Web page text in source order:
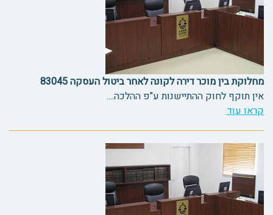
מחלוקת בין מוכר דירה לקונה לאחר ביטול העסקה 83045
אין תוקף לחוק ההתיישנות ע"פ ההלכה....
קראו עוד